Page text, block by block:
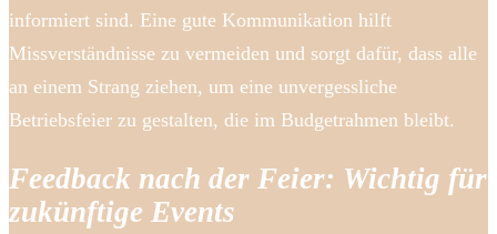
informiert sind. Eine gute Kommunikation hilft
Missverständnisse zu vermeiden und sorgt dafür, dass alle
an einem Strang ziehen, um eine unvergessliche
Betriebsfeier zu gestalten, die im Budgetrahmen bleibt.
Feedback nach der Feier: Wichtig für
zukünftige Events